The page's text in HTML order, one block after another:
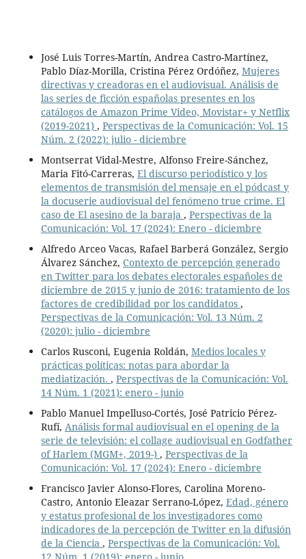
José Luis Torres-Martín, Andrea Castro-Martínez,
Pablo Díaz-Morilla, Cristina Pérez Ordóñez, Mujeres
directivas y creadoras en el audiovisual. Análisis de
las series de ficción españolas presentes en los
catálogos de Amazon Prime Video, Movistar+ y Netflix
(2019-2021) , Perspectivas de la Comunicación: Vol. 15
Núm. 2 (2022): julio - diciembre
Montserrat Vidal-Mestre, Alfonso Freire-Sánchez,
Maria Fitó-Carreras, El discurso periodístico y los
elementos de transmisión del mensaje en el pódcast y
la docuserie audiovisual del fenómeno true crime. El
caso de El asesino de la baraja , Perspectivas de la
Comunicación: Vol. 17 (2024): Enero - diciembre
Alfredo Arceo Vacas, Rafael Barberá González, Sergio
Álvarez Sánchez, Contexto de percepción generado
en Twitter para los debates electorales españoles de
diciembre de 2015 y junio de 2016: tratamiento de los
factores de credibilidad por los candidatos ,
Perspectivas de la Comunicación: Vol. 13 Núm. 2
(2020): julio - diciembre
Carlos Rusconi, Eugenia Roldán, Medios locales y
prácticas políticas: notas para abordar la
mediatización. , Perspectivas de la Comunicación: Vol.
14 Núm. 1 (2021): enero - junio
Pablo Manuel Impelluso-Cortés, José Patricio Pérez-
Rufí, Análisis formal audiovisual en el opening de la
serie de televisión: el collage audiovisual en Godfather
of Harlem (MGM+, 2019-) , Perspectivas de la
Comunicación: Vol. 17 (2024): Enero - diciembre
Francisco Javier Alonso-Flores, Carolina Moreno-
Castro, Antonio Eleazar Serrano-López, Edad, género
y estatus profesional de los investigadores como
indicadores de la percepción de Twitter en la difusión
de la Ciencia , Perspectivas de la Comunicación: Vol.
12 Núm. 1 (2019): enero - junio